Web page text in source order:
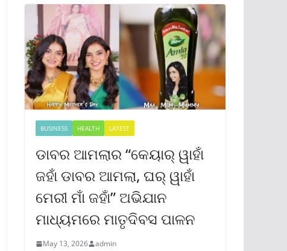
BUSINESS HEALTH LATEST
ଡାବର ଆମଲାର “କେୟାର୍ ୱାହାଁ
ଜହାଁ ଡାବର ଆମଲା, ଘର୍ ୱାହାଁ
ମେରୀ ମାଁ ଜହାଁ” ଅଭିଯାନ
ମାଧ୍ୟମରେ ମାତୃଦିବସ ପାଳନ
May 13, 2026 admin